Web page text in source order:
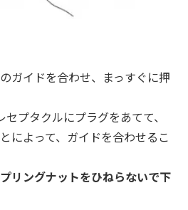
ガイドを合わせ、まっすぐに押
セプタクルにプラグをあてて、
によって、ガイドを合わせるこ
リングナットをひねらないで下